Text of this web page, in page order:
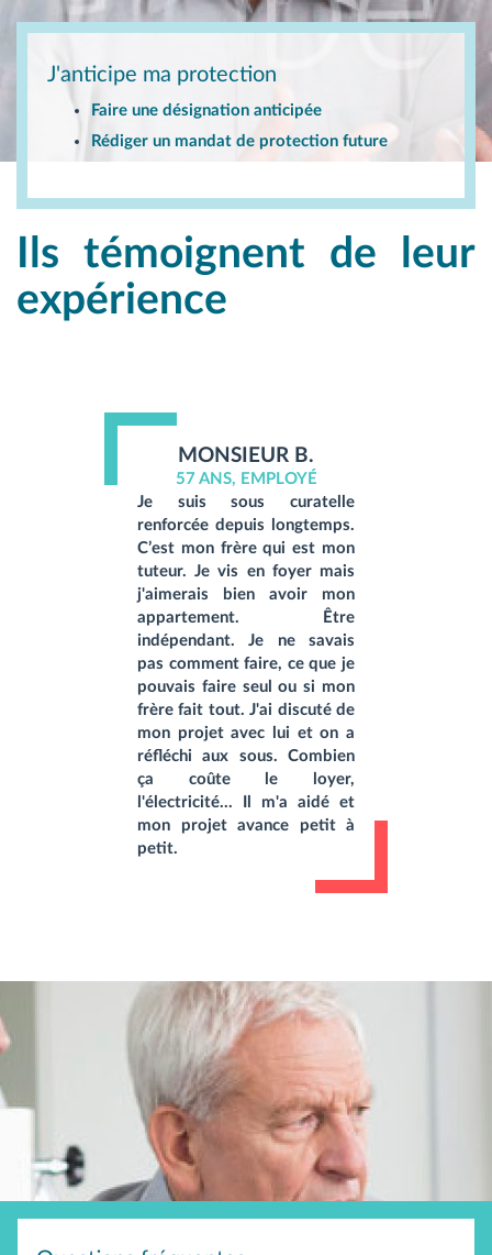
J'anticipe ma protection
Faire une désignation anticipée
Rédiger un mandat de protection future
Ils témoignent de leur
expérience
MONSIEUR B.
57 ANS, EMPLOYÉ
Je suis sous curatelle
renforcée depuis longtemps.
C’est mon frère qui est mon
tuteur. Je vis en foyer mais
j'aimerais bien avoir mon
appartement. Être
indépendant. Je ne savais
pas comment faire, ce que je
pouvais faire seul ou si mon
frère fait tout. J'ai discuté de
mon projet avec lui et on a
réfléchi aux sous. Combien
ça coûte le loyer,
l'électricité... Il m'a aidé et
mon projet avance petit à
petit.